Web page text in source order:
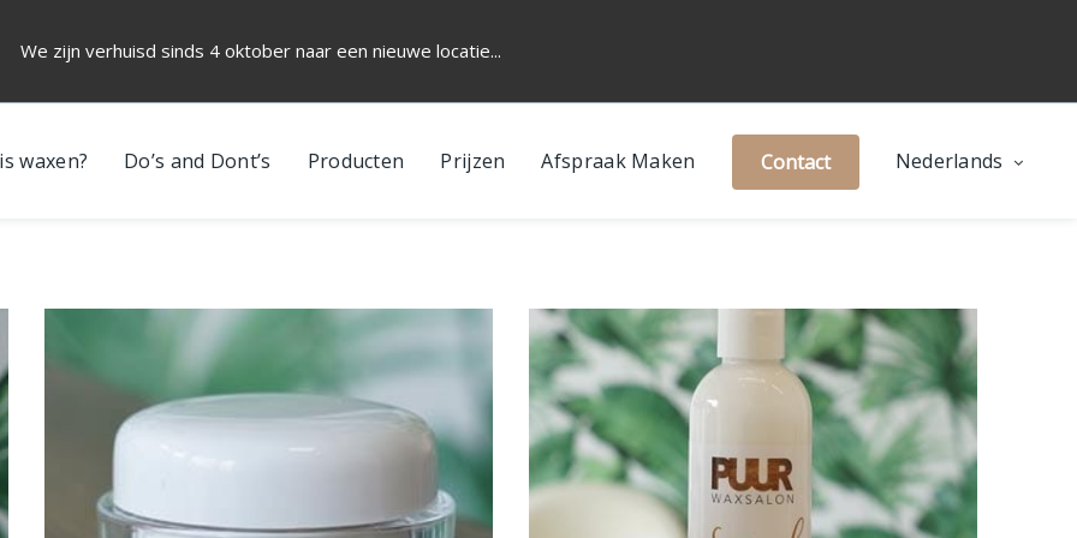
We zijn verhuisd sinds 4 oktober naar een nieuwe locatie...
waxen? Do’s and Dont’s Producten Prijzen Afspraak Maken Contact Nederlands